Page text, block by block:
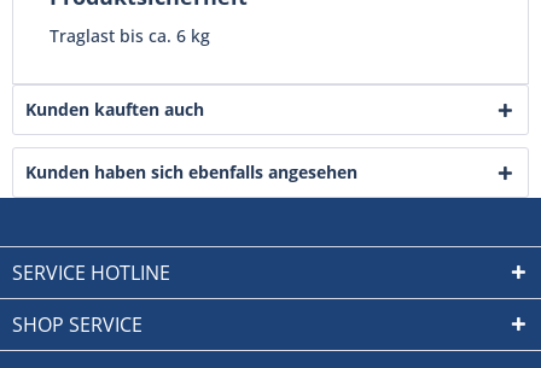
Traglast bis ca. 6 kg
Kunden kauften auch
Kunden haben sich ebenfalls angesehen
SERVICE HOTLINE
SHOP SERVICE